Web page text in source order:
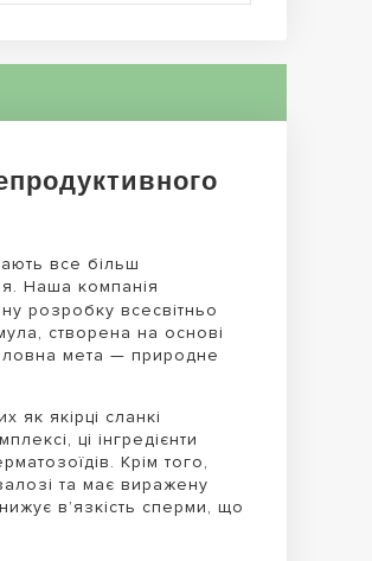
все більш
Наша компанія
розробку всесвітньо
створена на основі
мета — природне
як якірці сланкі
ці інгредієнти
Крім того,
та має виражену
в’язкість сперми, що